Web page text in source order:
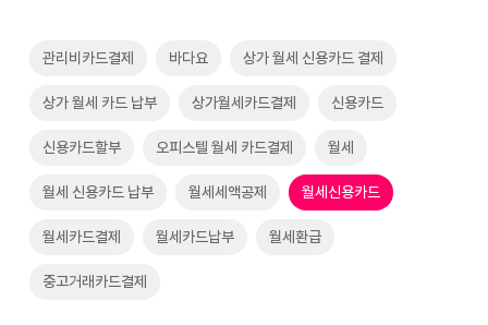
관리비카드결제 바다요 상가 월세 신용카드 결제
상가 월세 카드 납부 상가월세카드결제 신용카드
신용카드할부 오피스텔 월세 카드결제 월세
월세 신용카드 납부 월세세액공제 월세신용카드
월세카드결제 월세카드납부 월세환급
중고거래카드결제